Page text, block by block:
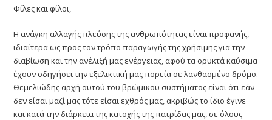
Φίλες και φίλοι,
Η ανάγκη αλλαγής πλεύσης της ανθρωπότητας είναι προφανής,
ιδιαίτερα ως προς τον τρόπο παραγωγής της χρήσιμης για την
διαβίωση και την ανέλιξή μας ενέργειας, αφού τα ορυκτά καύσιμα
έχουν οδηγήσει την εξελικτική μας πορεία σε λανθασμένο δρόμο.
Θεμελιώδης αρχή αυτού του βρώμικου συστήματος είναι ότι εάν
δεν είσαι μαζί μας τότε είσαι εχθρός μας, ακριβώς το ίδιο έγινε
και κατά την διάρκεια της κατοχής της πατρίδας μας, σε όλους